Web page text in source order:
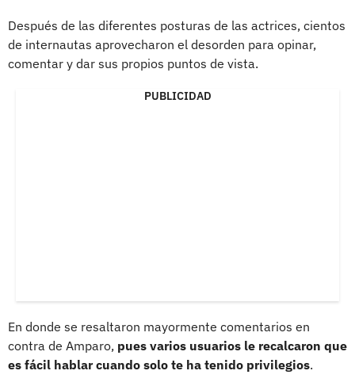
Después de las diferentes posturas de las actrices, cientos
de internautas aprovecharon el desorden para opinar,
comentar y dar sus propios puntos de vista.
PUBLICIDAD
En donde se resaltaron mayormente comentarios en
contra de Amparo, pues varios usuarios le recalcaron que
es fácil hablar cuando solo te ha tenido privilegios.